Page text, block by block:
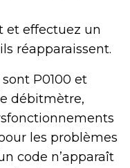
et effectuez un
réapparaissent.
P0100 et
débitmètre,
les problèmes
code n’apparaît